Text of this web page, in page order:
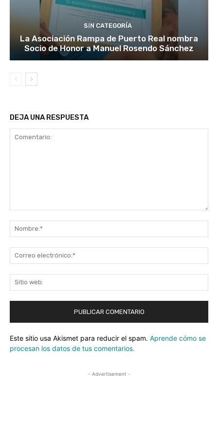
SIN CATEGORÍA
La Asociación Rampa de Puerto Real nombra
Socio de Honor a Manuel Rosendo Sánchez
DEJA UNA RESPUESTA
Este sitio usa Akismet para reducir el spam. Aprende cómo se
procesan los datos de tus comentarios.
- Advertisement -